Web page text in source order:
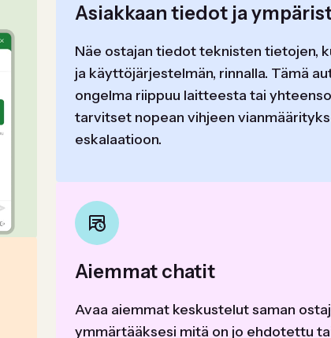
Asiakkaan tiedot ja
Näe ostajan tiedot teknisten tietojen,
ja käyttöjärjestelmän, rinnalla. Tämä
ongelma riippuu laitteesta tai
tarvitset nopean vihjeen
eskalaatioon.
Aiemmat chatit
Avaa aiemmat keskustelut saman
ymmärtääksesi mitä on jo ehdotettu